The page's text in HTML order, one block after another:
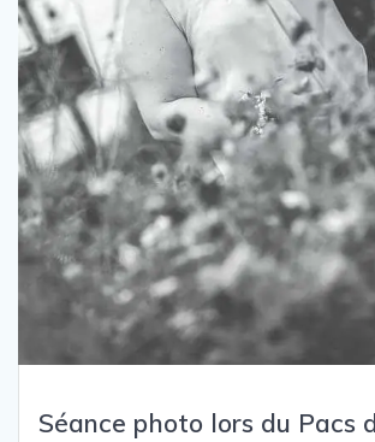
Séance photo lors du Pacs